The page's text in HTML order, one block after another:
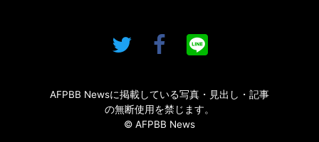
AFPBB Newsに掲載している写真・見出し・記事
の無断使用を禁じます。
© AFPBB News